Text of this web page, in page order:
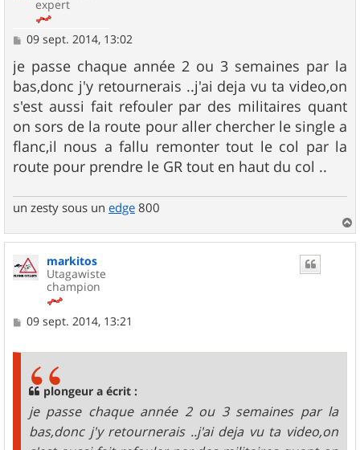
expert
M
s
s
a
g
e
09 sept. 2014, 13:02
je passe chaque année 2 ou 3 semaines par la
bas,donc j'y retournerais ..j'ai deja vu ta video,on
s'est aussi fait refouler par des militaires quant
on sors de la route pour aller chercher le single a
flanc,il nous a fallu remonter tout le col par la
route pour prendre le GR tout en haut du col ..
un zesty sous un edge 800
a
markitos
Utagawiste
champion
M
09 sept. 2014, 13:21
plongeur a écrit :
je passe chaque année 2 ou 3 semaines par la
bas,donc j'y retournerais ..j'ai deja vu ta video,on